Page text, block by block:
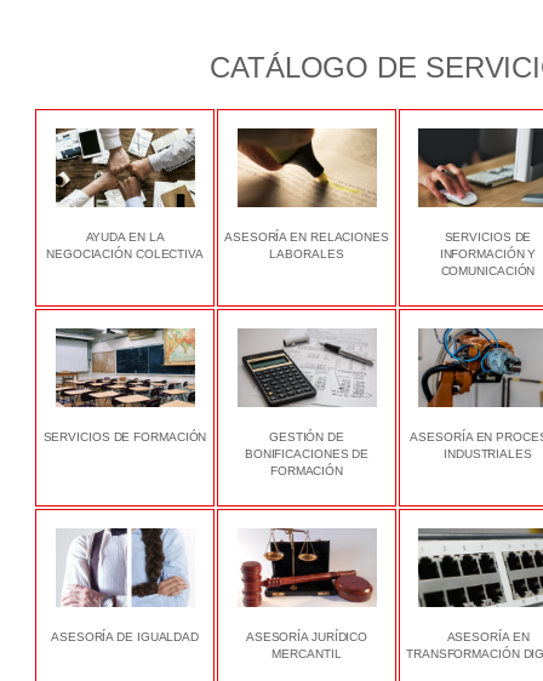
CATÁLOGO DE
AYUDA EN LA
NEGOCIACIÓN COLECTIVA
ASESORÍA EN RELACIONES
LABORALES
SERVICIOS DE
INFORMACIÓN Y
COMUNICACIÓN
SERVICIOS DE FORMACIÓN
GESTIÓN DE
BONIFICACIONES DE
FORMACIÓN
ASESORÍA EN
INDUSTRIALES
ASESORÍA DE IGUALDAD
ASESORÍA JURÍDICO
MERCANTIL
ASESORÍA EN
TRANSFORMACIÓN